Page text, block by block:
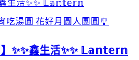
】✨✨鑫生活✨✨ 𝕃𝕒𝕟𝕥𝕖𝕣𝕟